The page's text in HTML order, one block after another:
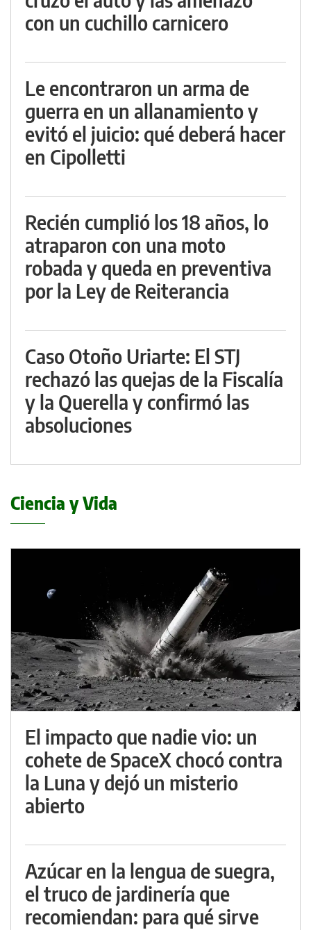
con un cuchillo carnicero
Le encontraron un arma de
guerra en un allanamiento y
evitó el juicio: qué deberá hacer
en Cipolletti
Recién cumplió los 18 años, lo
atraparon con una moto
robada y queda en preventiva
por la Ley de Reiterancia
Caso Otoño Uriarte: El STJ
rechazó las quejas de la Fiscalía
y la Querella y confirmó las
absoluciones
Ciencia y Vida
El impacto que nadie vio: un
cohete de SpaceX chocó contra
la Luna y dejó un misterio
abierto
Azúcar en la lengua de suegra,
el truco de jardinería que
recomiendan: para qué sirve